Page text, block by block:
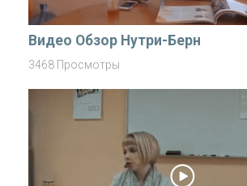
Видео Обзор Нутри-Берн
3468 Просмотры